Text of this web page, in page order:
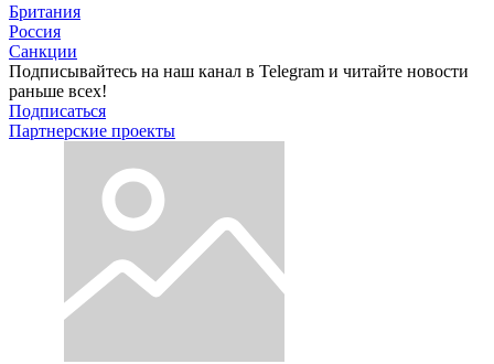
Британия
Россия
Санкции
Подписывайтесь на наш канал в Telegram и читайте новости
раньше всех!
Подписаться
Партнерские проекты